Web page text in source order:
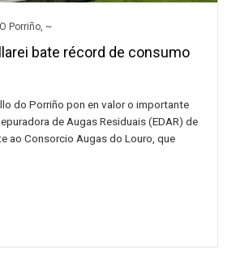
O Porriño, ~
bate récord de consumo
do Porriño pon en valor o importante
de Augas Residuais (EDAR) de
ao Consorcio Augas do Louro, que